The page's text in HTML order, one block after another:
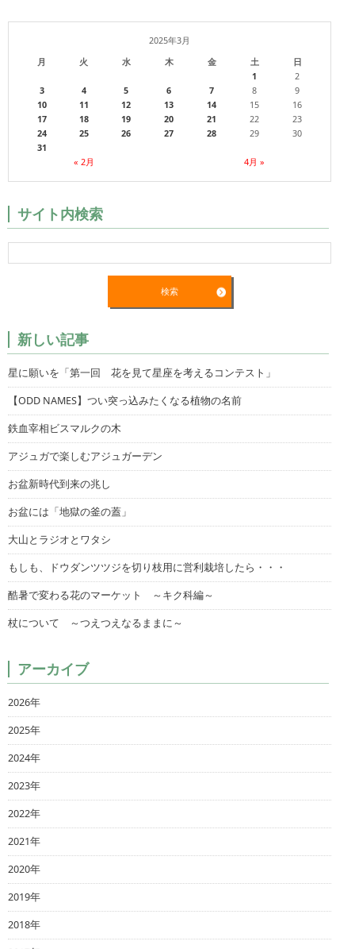
2025年3月
月
火 水 木 金 土 日
« 2月 4月 »
1
2
3
4 5 6 7 8
9
10
11 12 13 14 15
16
17
18 19 20 21 22
23
24
25 26 27 28 29
30
31
サイト内検索
新しい記事
星に願いを「第一回 花を見て星座を考えるコンテスト」
【ODD NAMES】つい突っ込みたくなる植物の名前
鉄血宰相ビスマルクの木
アジュガで楽しむアジュガーデン
お盆新時代到来の兆し
お盆には「地獄の釜の蓋」
大山とラジオとワタシ
もしも、ドウダンツツジを切り枝用に営利栽培したら・・・
酷暑で変わる花のマーケット ～キク科編～
杖について ～つえつえなるままに～
アーカイブ
2026年
2025年
2024年
2023年
2022年
2021年
2020年
2019年
2018年